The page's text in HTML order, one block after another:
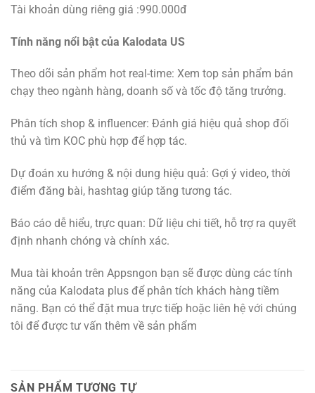
Tài khoản dùng riêng giá :990.000đ
Tính năng nổi bật của Kalodata US
Theo dõi sản phẩm hot real-time: Xem top sản phẩm bán
chạy theo ngành hàng, doanh số và tốc độ tăng trưởng.
Phân tích shop & influencer: Đánh giá hiệu quả shop đối
thủ và tìm KOC phù hợp để hợp tác.
Dự đoán xu hướng & nội dung hiệu quả: Gợi ý video, thời
điểm đăng bài, hashtag giúp tăng tương tác.
Báo cáo dễ hiểu, trực quan: Dữ liệu chi tiết, hỗ trợ ra quyết
định nhanh chóng và chính xác.
Mua tài khoản trên Appsngon bạn sẽ được dùng các tính
năng của Kalodata plus để phân tích khách hàng tiềm
năng. Bạn có thể đặt mua trực tiếp hoặc liên hệ với chúng
tôi để được tư vấn thêm về sản phẩm
SẢN PHẨM TƯƠNG TỰ